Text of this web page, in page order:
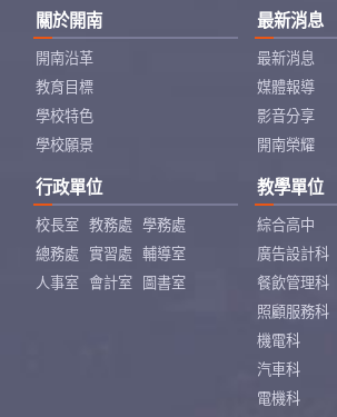
關於開南
開南沿革
教育目標
學校特色
學校願景
最新消息
最新消息
媒體報導
影音分享
開南榮耀
行政單位
校長室 教務處
學務處
總務處
實習處
輔導室
人事室
會計室 圖書室
教學單位
綜合高中
廣告設計科
餐飲管理科
照顧服務科
機電科
汽車科
電機科